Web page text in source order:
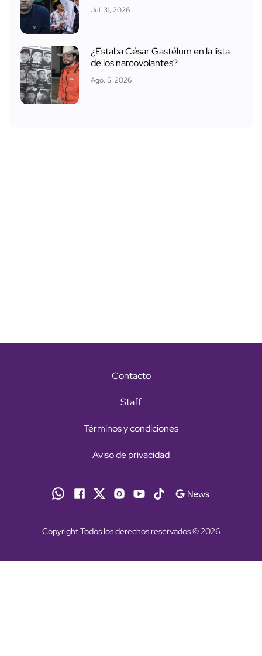
Jul. 31, 2026
¿Estaba César Gastélum en la lista
de los narcovolantes?
Ago. 5, 2026
Contacto
Staff
Términos y condiciones
Aviso de privacidad
Copyright Todos los derechos reservados © 2026